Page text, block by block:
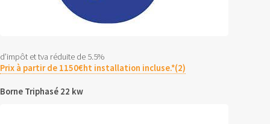
d’impôt et tva réduite de 5.5%
Prix à partir de 1150€ht installation incluse.*(2)
Borne Triphasé 22 kw